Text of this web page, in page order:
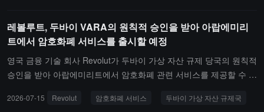
기타 제재 대상 기관에 글로벌 시장에 접근할 수 있는 경로를 제공한
혐의를 받고 있습니다.미국 및 독립 조사관들은 이 운영이 이란 이슬
람 혁명 수비대와 밀접한 관계가 있는 것으로 보이지만, 셀빗이나 관
련 도박 네트워크를 직접적으로 통제하고 있다는 것은 확인되지 않았
레볼루트, 두바이 VARA의 원칙적 승인을 받아 아랍에미리
트에서 암호화폐 서비스를 출시할 예정
영국 금융 기술 회사 Revolut가 두바이 가상 자산 규제 당국의 원칙적
승인을 받아 아랍에미리트에서 암호화폐 관련 서비스를 제공할 수 있
자산 관리 및 투자, 거래소 사업이 포함된다.Revolut는 이 승인이 규
2026-07-15 Revolut 암호화폐 서비스 두바이 가상 자산 규제국